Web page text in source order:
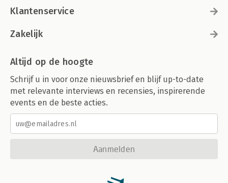
Klantenservice
Zakelijk
Altijd op de hoogte
Schrijf u in voor onze nieuwsbrief en blijf up-to-date
met relevante interviews en recensies, inspirerende
events en de beste acties.
Aanmelden